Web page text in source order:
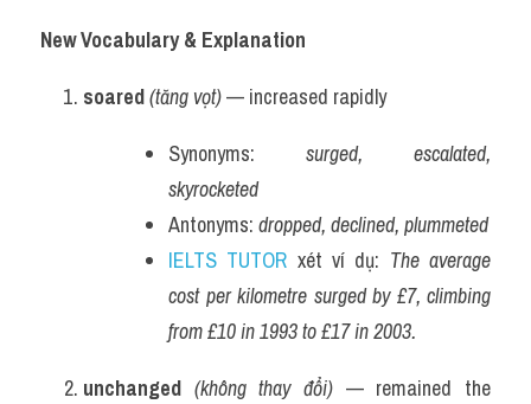
New Vocabulary & Explanation
soared(tăng vọt) — increased rapidly
Synonyms: surged, escalated,
skyrocketed
Antonyms: dropped, declined, plummeted
IELTS TUTOR xét ví dụ: The average
cost per kilometre surged by £7, climbing
from £10 in 1993 to £17 in 2003.
unchanged (không thay đổi) — remained the